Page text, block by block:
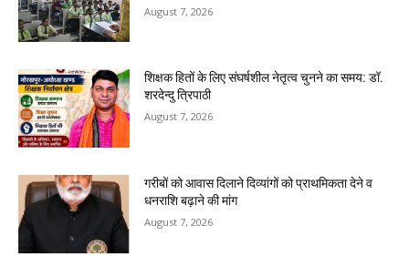
August 7, 2026
शिक्षक हितों के लिए संघर्षशील नेतृत्व चुनने का समय: डॉ.
शरदेन्दु त्रिपाठी
August 7, 2026
गरीबों को आवास दिलाने दिव्यांगों को प्राथमिकता देने व
धनराशि बढ़ाने की मांग
August 7, 2026